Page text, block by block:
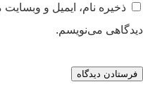
ذخیره نام، ایمیل و
دیدگاهی می‌نویسم.